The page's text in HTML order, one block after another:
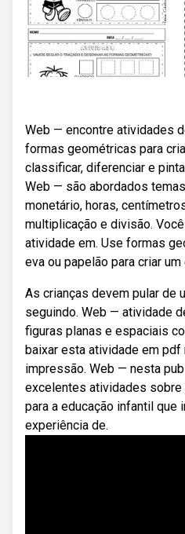
Web — encontre atividades
formas geométricas para
classificar, diferenciar e
Web — são abordados
monetário, horas,
multiplicação e divisão.
atividade em. Use formas
eva ou papelão para criar um
As crianças devem pular de
seguindo. Web — atividade
figuras planas e espaciais
baixar esta atividade em pdf
impressão. Web — nesta
excelentes atividades
para a educação infantil que
experiência de.